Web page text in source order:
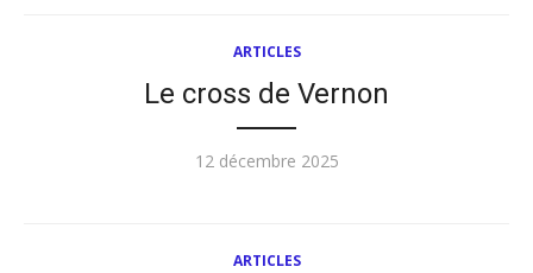
ARTICLES
Le cross de Vernon
Publié
12 décembre 2025
ARTICLES